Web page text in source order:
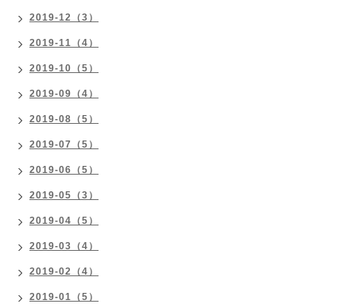
2019-12（3）
2019-11（4）
2019-10（5）
2019-09（4）
2019-08（5）
2019-07（5）
2019-06（5）
2019-05（3）
2019-04（5）
2019-03（4）
2019-02（4）
2019-01（5）